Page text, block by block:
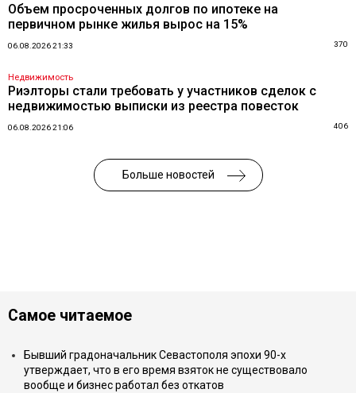
Объем просроченных долгов по ипотеке на
первичном рынке жилья вырос на 15%
06.08.2026 21:33 370
Недвижимость
Риэлторы стали требовать у участников сделок с
недвижимостью выписки из реестра повесток
06.08.2026 21:06 406
Больше новостей
Самое читаемое
Бывший градоначальник Севастополя эпохи 90-х
утверждает, что в его время взяток не существовало
вообще и бизнес работал без откатов